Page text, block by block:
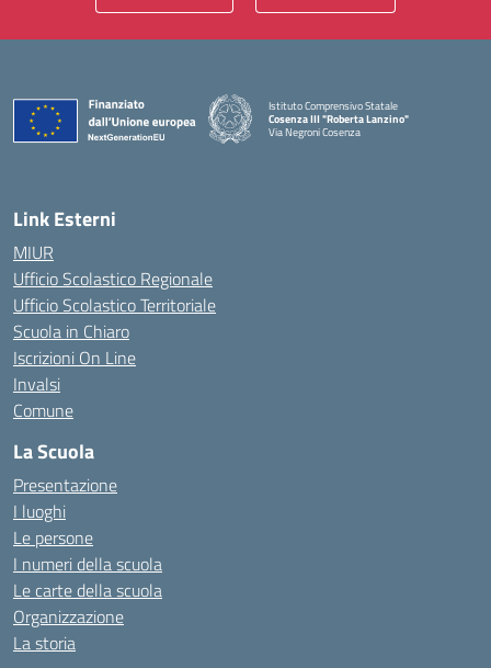
Istituto Comprensivo Statale
Cosenza III "Roberta Lanzino"
Via Negroni Cosenza
— Visita la pagina iniziale della scuola
Link Esterni
MIUR
Ufficio Scolastico Regionale
Ufficio Scolastico Territoriale
Scuola in Chiaro
Iscrizioni On Line
Invalsi
Comune
La Scuola
Presentazione
I luoghi
Le persone
I numeri della scuola
Le carte della scuola
Organizzazione
La storia